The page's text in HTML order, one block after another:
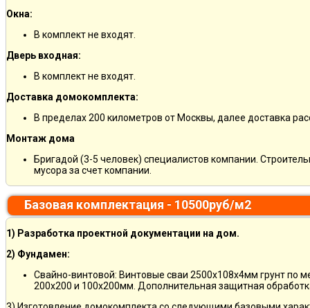
Окна:
В комплект не входят.
Дверь входная:
В комплект не входят.
Доставка домокомплекта:
В пределах 200 километров от Москвы, далее доставка
Монтаж дома
Бригадой (3-5 человек) специалистов компании.
мусора за счет компании.
Базовая комплектация - 10500руб/м2
1) Разработка проектной документации на дом.
2) Фундамен:
Свайно-винтовой: Винтовые сваи 2500х108х4мм грунт по
200х200 и 100х200мм. Дополнительная защитная